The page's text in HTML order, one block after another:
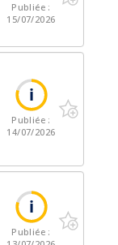
Publiée :
15/07/2026
Publiée :
14/07/2026
Publiée :